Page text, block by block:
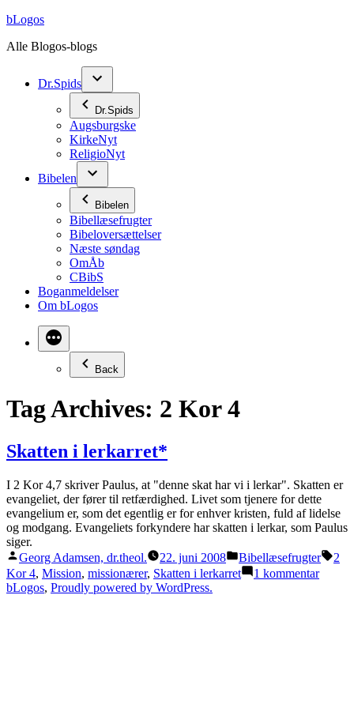
Videre
indhold
bLogos
Alle Blogos-blogs
Dr.Spids
Dr.Spids
Augsburgske
KirkeNyt
ReligioNyt
Bibelen
Bibelen
Bibellæsefrugter
Bibeloversættelser
Næste søndag
OmÅb
CBibS
Boganmeldelser
Om bLogos
Back
Tag Archives: 2 Kor 4
Skatten i lerkarret*
I 2 Kor 4,7 skriver Paulus, at "denne skat har vi i lerkar". Skatten er
evangeliet, der fører til retfærdighed. Livet som tjenere for dette
evangelium er, som det egentlig er for enhver kristen, fuld af lidelse
og modgang. Evangeliets forkyndere har skatten i lerkar, som Paulus
siger.
Posted
by
Georg Adamsen, dr.theol. 22. juni 2008
Posted
in
Bibellæsefrugter
2
Kor 4, Mission, missionærer, Skatten i lerkarret 1 kommentartil
bLogos, Proudly powered by WordPress.